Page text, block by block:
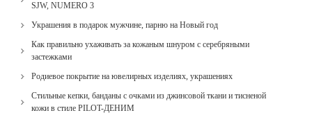
SJW, NUMERO 3
Украшения в подарок мужчине, парню на Новый год
Как правильно ухаживать за кожаным шнуром с серебряными
застежками
Родиевое покрытие на ювелирных изделиях, украшениях
Стильные кепки, банданы с очками из джинсовой ткани и тисненой
кожи в стиле PILOT-ДЕНИМ